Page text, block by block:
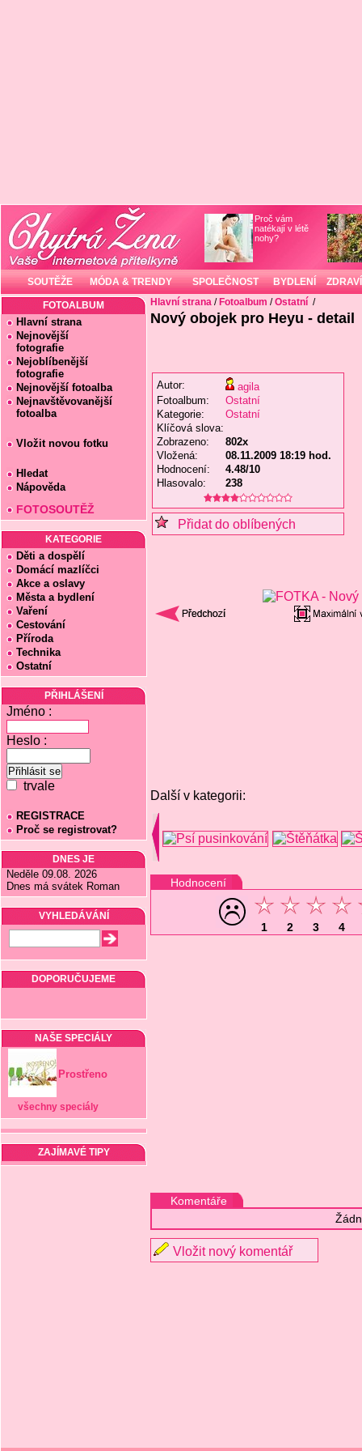
Proč vám
natékají v létě
nohy?
SOUTĚŽE MÓDA & TRENDY SPOLEČNOST BYDLENÍ ZDRAVÍ
FOTOALBUM
Hlavní strana
Nejnovější
fotografie
Nejoblíbenější
fotografie
Nejnovější fotoalba
Nejnavštěvovanější
fotoalba
Vložit novou fotku
Hledat
Nápověda
FOTOSOUTĚŽ
KATEGORIE
Děti a dospělí
Domácí mazlíčci
Akce a oslavy
Města a bydlení
Vaření
Cestování
Příroda
Technika
Ostatní
PŘIHLÁŠENÍ
Jméno :
Heslo :
trvale
REGISTRACE
Proč se registrovat?
DNES JE
Neděle 09.08. 2026
Dnes má svátek Roman
VYHLEDÁVÁNÍ
DOPORUČUJEME
NAŠE SPECIÁLY
Prostřeno
všechny speciály
ZAJÍMAVÉ TIPY
Hlavní strana / Fotoalbum /Ostatní /
Nový obojek pro Heyu - detail
Autor:
agila
Fotoalbum:
Ostatní
Kategorie:
Ostatní
Klíčová slova:
Zobrazeno:
802x
Vložená:
08.11.2009 18:19 hod.
Hodnocení:
4.48/10
Hlasovalo:
238
Přidat do oblíbených
Další v kategorii:
Hodnocení
1 2 3 4
Komentáře
Vložit nový komentář